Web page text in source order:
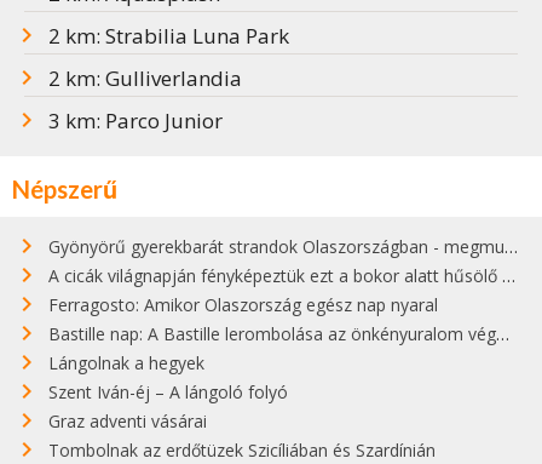
2 km: Strabilia Luna Park
2 km: Gulliverlandia
3 km: Parco Junior
Népszerű
Gyönyörű gyerekbarát strandok Olaszországban - megmutatjuk a 15 legjobbat
A cicák világnapján fényképeztük ezt a bokor alatt hűsölő cicát Kisorosziban
Ferragosto: Amikor Olaszország egész nap nyaral
Bastille nap: A Bastille lerombolása az önkényuralom végét jelentette
Lángolnak a hegyek
Szent Iván-éj – A lángoló folyó
Graz adventi vásárai
Tombolnak az erdőtüzek Szicíliában és Szardínián